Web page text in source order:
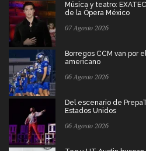
Música y teatro:
de la Ópera México
07 Agosto 2026
Borregos CCM van por
americano
06 Agosto 2026
Del escenario de
Estados Unidos
06 Agosto 2026